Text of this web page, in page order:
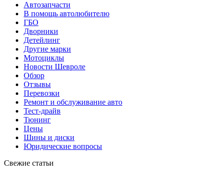
Автозапчасти
В помощь автолюбителю
ГБО
Дворники
Детейлинг
Другие марки
Мотоциклы
Новости Шевроле
Обзор
Отзывы
Перевозки
Ремонт и обслуживание авто
Тест-драйв
Тюнинг
Цены
Шины и диски
Юридические вопросы
Свежие статьи